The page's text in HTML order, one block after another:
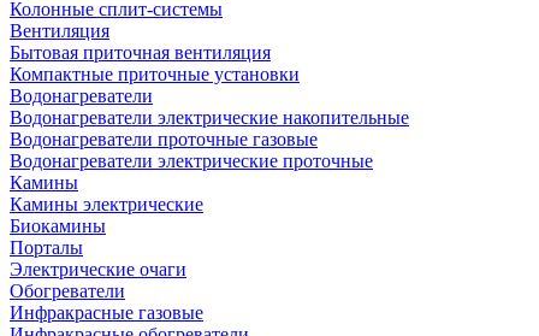
Колонные сплит-системы
Вентиляция
Бытовая приточная вентиляция
Компактные приточные установки
Водонагреватели
Водонагреватели электрические накопительные
Водонагреватели проточные газовые
Водонагреватели электрические проточные
Камины
Камины электрические
Биокамины
Порталы
Электрические очаги
Обогреватели
Инфракрасные газовые